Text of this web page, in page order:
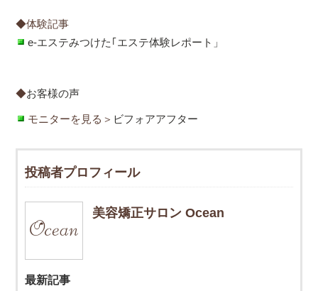
◆体験記事
e-エステみつけた｢エステ体験レポート」
◆お客様の声
モニターを見る＞ ビフォアアフター
投稿者プロフィール
美容矯正サロン Ocean
最新記事